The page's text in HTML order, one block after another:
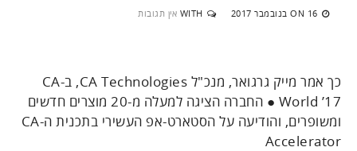
ON 16 בנובמבר 2017 WITH אין תגובות
כך אמר מייק גרגואר, מנכ"ל CA Technologies, ב-CA
World ’17 ● החברה הציגה למעלה מ-20 מוצרים חדשים
ומשופרים, והודיעה על הסטארט-אפ העשירי בתכנית ה-CA
Accelerator